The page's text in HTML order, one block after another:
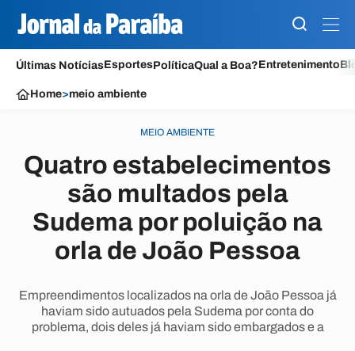
Últimas NotíciasEsportesPolíticaQual a Boa?Entretenimento
Home>meio ambiente
MEIO AMBIENTE
Quatro estabelecimentos
são multados pela
Sudema por poluição na
orla de João Pessoa
Empreendimentos localizados na orla de João Pessoa já
haviam sido autuados pela Sudema por conta do
problema, dois deles já haviam sido embargados e a